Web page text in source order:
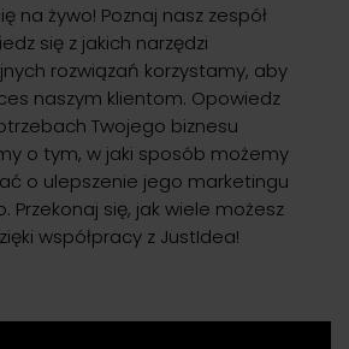
na żywo! Poznaj nasz zespół
się z jakich narzędzi
rozwiązań korzystamy, aby
naszym klientom. Opowiedz
Twojego biznesu
o tym, w jaki sposób możemy
o ulepszenie jego marketingu
Przekonaj się, jak wiele możesz
współpracy z JustIdea!